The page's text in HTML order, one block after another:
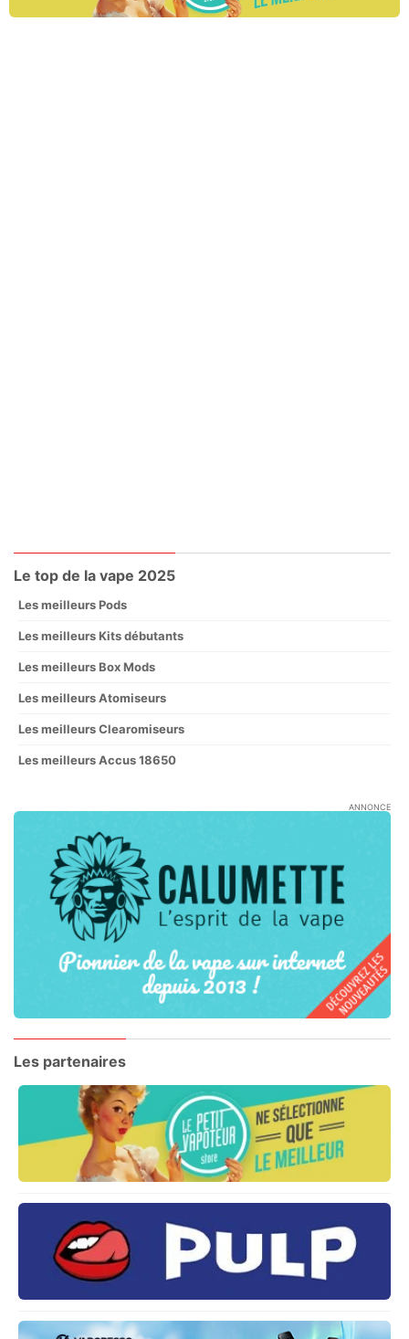
Le top de la vape 2025
Les meilleurs Pods
Les meilleurs Kits débutants
Les meilleurs Box Mods
Les meilleurs Atomiseurs
Les meilleurs Clearomiseurs
Les meilleurs Accus 18650
ANNONCE
Les partenaires